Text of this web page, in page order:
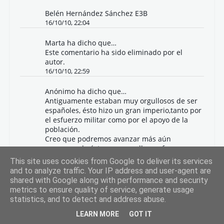
Belén Hernández Sánchez E3B
16/10/10, 22:04
Marta ha dicho que…
Este comentario ha sido eliminado por el
autor.
16/10/10, 22:59
Anónimo ha dicho que…
Antiguamente estaban muy orgullosos de ser
españoles, ésto hizo un gran imperio,tanto por
el esfuerzo militar como por el apoyo de la
población.
Creo que podremos avanzar más aún
conservando éste gran orgullo y esfuerzo
militar, pero también avanzando mediante la
investigación,el trabajo...
La cultura e historia que hemos hecho con el
paso del tiempo no debe dejarse atrás sino
que debemos conservarla.
Pero no debemos olvidar que el esfuerzo y el
trabajo nos permitirá manternernos como un
This site uses cookies from Google to deliver its services
and to analyze traffic. Your IP address and user-agent are
shared with Google along with performance and security
metrics to ensure quality of service, generate usage
statistics, and to detect and address abuse.
LEARN MORE GOT IT